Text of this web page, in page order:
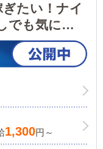
たい！ナイ
でも気にな
作業員一同
1,300円～